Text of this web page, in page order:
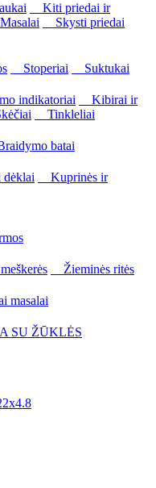
Kiti priedai ir
Skysti priedai
Stoperiai
Suktukai
indikatoriai
Kibirai ir
Tinkleliai
batai
Kuprinės ir
Žieminės ritės
masalai
SU ŽŪKLĖS